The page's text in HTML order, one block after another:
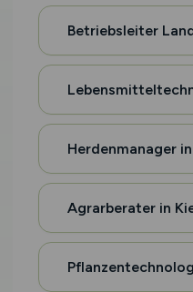
Betriebsleiter
Herdenmanager
Agrarberater in